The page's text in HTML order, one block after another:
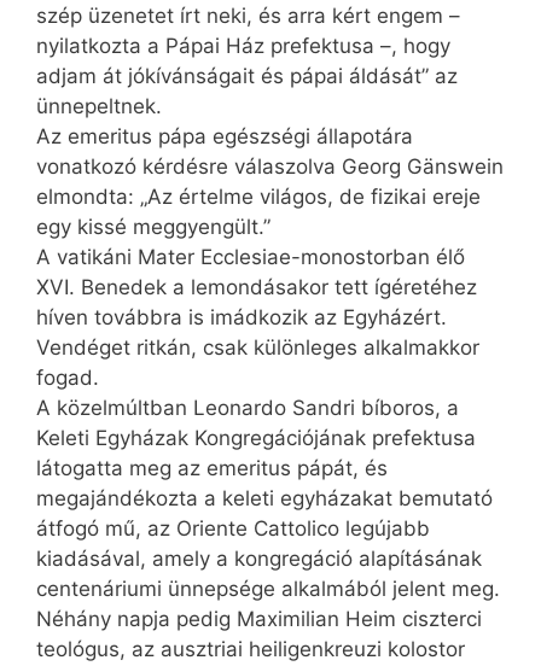
szép üzenetet írt neki, és arra kért engem –
nyilatkozta a Pápai Ház prefektusa –, hogy
adjam át jókívánságait és pápai áldását” az
ünnepeltnek.
Az emeritus pápa egészségi állapotára
vonatkozó kérdésre válaszolva Georg Gänswein
elmondta: „Az értelme világos, de fizikai ereje
egy kissé meggyengült.”
A vatikáni Mater Ecclesiae-monostorban élő
XVI. Benedek a lemondásakor tett ígéretéhez
híven továbbra is imádkozik az Egyházért.
Vendéget ritkán, csak különleges alkalmakkor
fogad.
A közelmúltban Leonardo Sandri bíboros, a
Keleti Egyházak Kongregációjának prefektusa
látogatta meg az emeritus pápát, és
megajándékozta a keleti egyházakat bemutató
átfogó mű, az Oriente Cattolico legújabb
kiadásával, amely a kongregáció alapításának
centenáriumi ünnepsége alkalmából jelent meg.
Néhány napja pedig Maximilian Heim ciszterci
teológus, az ausztriai heiligenkreuzi kolostor